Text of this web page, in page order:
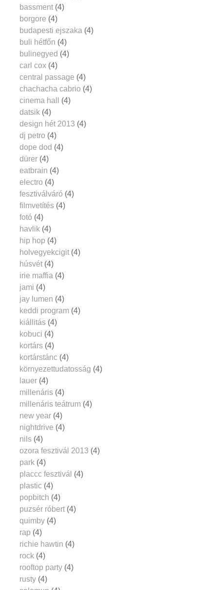
bassment (4)
borgore (4)
budapesti ejszaka (4)
buli hétfőn (4)
bulinegyed (4)
carl cox (4)
central passage (4)
chachacha cabrio (4)
cinema hall
(4)
datsik (4)
design hét 2013 (4)
dj petro (4)
dope dod (4)
dürer (4)
eatbrain (4)
electro (4)
fesztiválváró (4)
filmvetítés (4)
fotó (4)
havlik (4)
hip hop (4)
holvegyekcigit (4)
húsvét (4)
irie maffia (4)
jami (4)
jay lumen (4)
keddi program (4)
kiállitás (4)
kobuci (4)
kortárs (4)
kortárstánc (4)
környezettudatosság (4)
lauer (4)
millenáris (4)
millenáris teátrum (4)
new year (4)
nightdrive (4)
nils (4)
ozora fesztivál 2013 (4)
park (4)
placcc fesztivál (4)
plastic (4)
popbitch (4)
puzsér róbert (4)
quimby (4)
rap (4)
richie hawtin (4)
rock (4)
rooftop party (4)
rusty (4)